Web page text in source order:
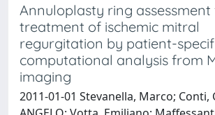
Annuloplasty ring
treatment of ischemic mitral
regurgitation by patient-
computational analysis from
imaging
2011-01-01 Stevanella, Marco; Conti,